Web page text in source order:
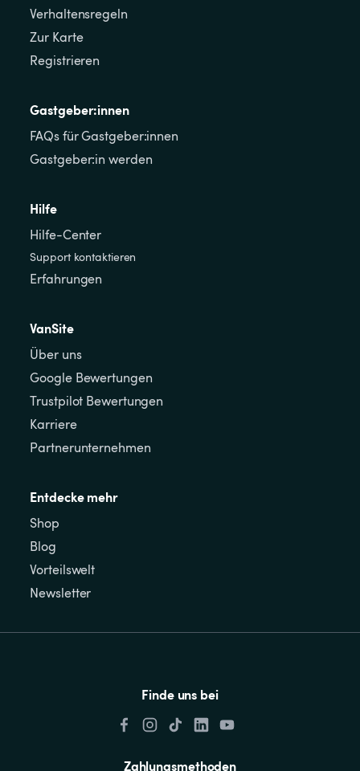
Verhaltensregeln
Zur Karte
Registrieren
Gastgeber:innen
FAQs für Gastgeber:innen
Gastgeber:in werden
Hilfe
Hilfe-Center
Support kontaktieren
Erfahrungen
VanSite
Über uns
Google Bewertungen
Trustpilot Bewertungen
Karriere
Partnerunternehmen
Entdecke mehr
Shop
Blog
Vorteilswelt
Newsletter
Finde uns bei
Zahlungsmethoden